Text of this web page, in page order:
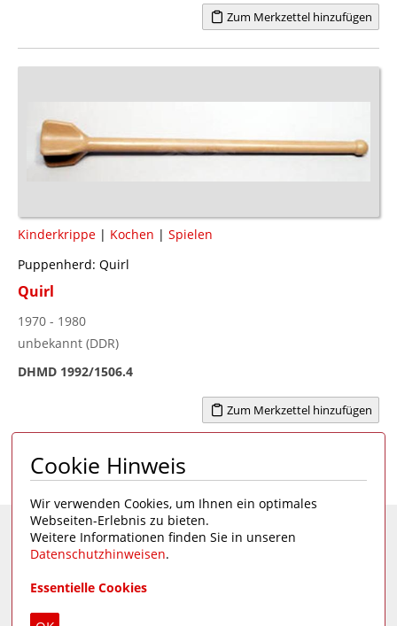
Zum Merkzettel hinzufügen
Kinderkrippe | Kochen | Spielen
Puppenherd: Quirl
Quirl
1970 - 1980
unbekannt (DDR)
DHMD 1992/1506.4
Zum Merkzettel hinzufügen
Seite 1 von 2 1 >
Eine Seite desDeutschen Hygiene-Museums
Cookie Hinweis
Wir verwenden Cookies, um Ihnen ein optimales
Webseiten-Erlebnis zu bieten.
Weitere Informationen finden Sie in unseren
Datenschutzhinweisen.
Essentielle Cookies